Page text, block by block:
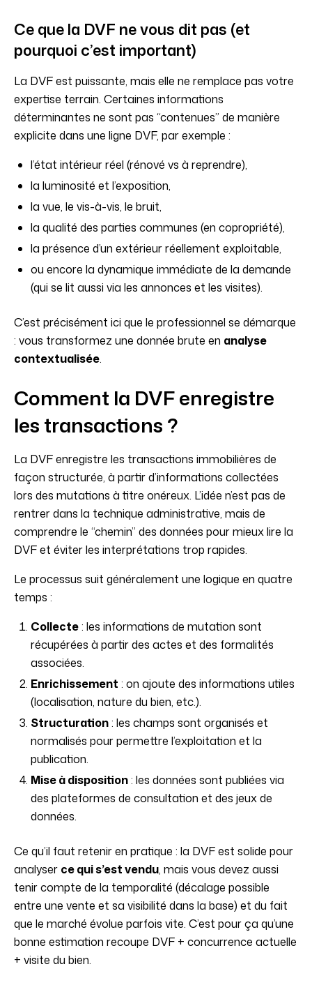
Ce que la DVF ne vous dit pas (et
pourquoi c’est important)
La DVF est puissante, mais elle ne remplace pas votre
expertise terrain. Certaines informations
déterminantes ne sont pas “contenues” de manière
explicite dans une ligne DVF, par exemple :
l’état intérieur réel (rénové vs à reprendre),
la luminosité et l’exposition,
la vue, le vis-à-vis, le bruit,
la qualité des parties communes (en copropriété),
la présence d’un extérieur réellement exploitable,
ou encore la dynamique immédiate de la demande
(qui se lit aussi via les annonces et les visites).
C’est précisément ici que le professionnel se démarque
: vous transformez une donnée brute en analyse
contextualisée.
Comment la DVF enregistre
les transactions ?
La DVF enregistre les transactions immobilières de
façon structurée, à partir d’informations collectées
lors des mutations à titre onéreux. L’idée n’est pas de
rentrer dans la technique administrative, mais de
comprendre le “chemin” des données pour mieux lire la
DVF et éviter les interprétations trop rapides.
Le processus suit généralement une logique en quatre
temps :
Collecte: les informations de mutation sont
récupérées à partir des actes et des formalités
associées.
Enrichissement : on ajoute des informations utiles
(localisation, nature du bien, etc.).
Structuration: les champs sont organisés et
normalisés pour permettre l’exploitation et la
publication.
Mise à disposition: les données sont publiées via
des plateformes de consultation et des jeux de
données.
Ce qu’il faut retenir en pratique : la DVF est solide pour
analyser ce qui s’est vendu, mais vous devez aussi
tenir compte de la temporalité (décalage possible
entre une vente et sa visibilité dans la base) et du fait
que le marché évolue parfois vite. C’est pour ça qu’une
bonne estimation recoupe DVF + concurrence actuelle
+ visite du bien.